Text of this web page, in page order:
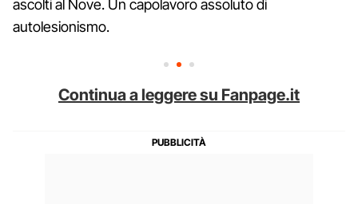
ascolti al Nove. Un capolavoro assoluto di
autolesionismo.
Continua a leggere su Fanpage.it